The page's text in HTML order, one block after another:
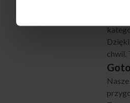
W
chwil.